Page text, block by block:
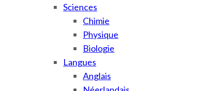
Sciences
Chimie
Physique
Biologie
Langues
Anglais